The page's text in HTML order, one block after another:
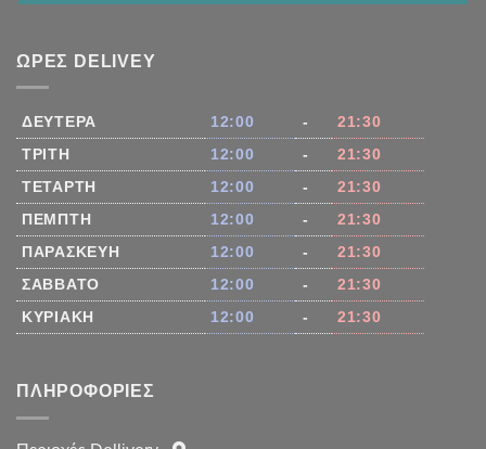
ΏΡΕΣ DELIVEY
ΔΕΥΤΈΡΑ 12:00 -
21:30
ΤΡΊΤΗ
12:00 -
21:30
ΤΕΤΆΡΤΗ
12:00 -
21:30
ΠΈΜΠΤΗ
12:00 -
21:30
ΠΑΡΑΣΚΕΥΉ
12:00 -
21:30
ΣΆΒΒΑΤΟ
12:00 -
21:30
ΚΥΡΙΑΚΉ
12:00 - 21:30
ΠΛΗΡΟΦΟΡΊΕΣ